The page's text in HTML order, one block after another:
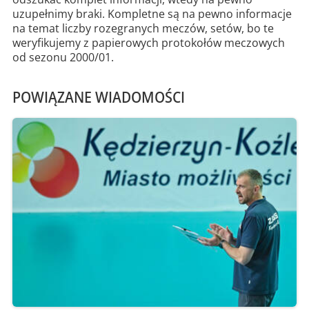
uzupełnimy braki. Kompletne są na pewno informacje
na temat liczby rozegranych meczów, setów, bo te
weryfikujemy z papierowych protokołów meczowych
od sezonu 2000/01.
POWIĄZANE WIADOMOŚCI